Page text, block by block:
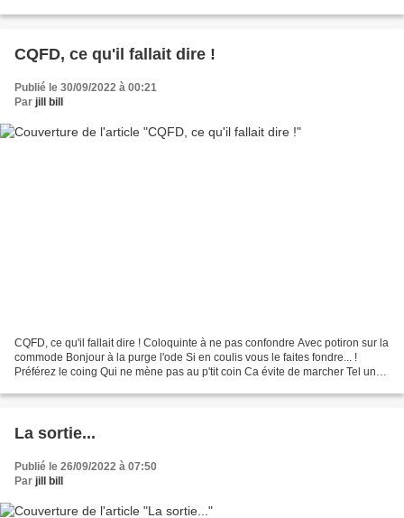
CQFD, ce qu'il fallait dire !
Publié le 30/09/2022 à 00:21
Par jill bill
CQFD, ce qu'il fallait dire ! Coloquinte à ne pas confondre Avec potiron sur la
commode Bonjour à la purge l'ode Si en coulis vous le faites fondre... !
Préférez le coing Qui ne mène pas au p'tit coin Ca évite de marcher Tel un
La sortie...
Publié le 26/09/2022 à 07:50
Par jill bill